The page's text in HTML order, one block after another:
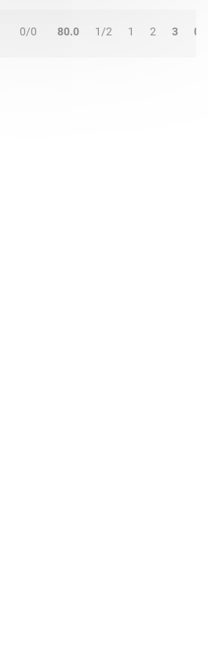
0/0 80.0 1/2 1 2 3 0